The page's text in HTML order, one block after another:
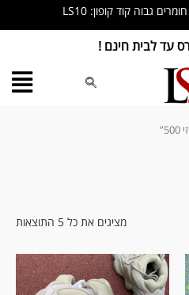
עד לבית חינם !
מציגים את כל ⁦5⁩ התוצאות